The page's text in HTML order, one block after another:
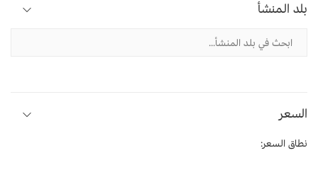
بلد المنشأ
السعر
نطاق السعر: